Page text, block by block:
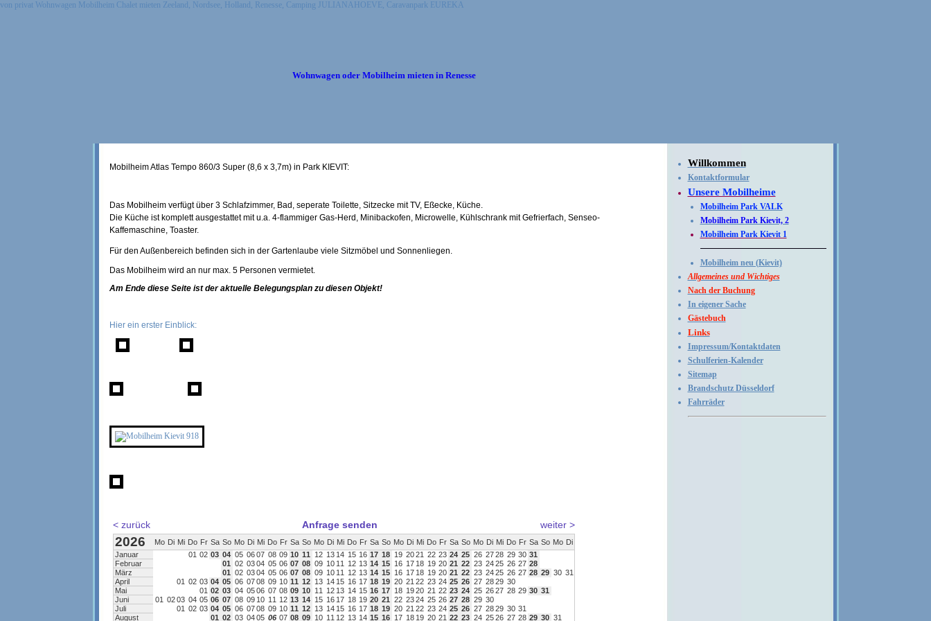
von privat Wohnwagen Mobilheim Chalet mieten Zeeland, Nordsee, Holland, Renesse, Camping JULIANAHOEVE, Caravanpark EUREKA
Wohnwagen oder Mobilheim mieten in Renesse
Mobilheim Atlas Tempo 860/3 Super (8,6 x 3,7m) in Park KIEVIT:
Das Mobilheim verfügt über 3 Schlafzimmer, Bad, seperate Toilette, Sitzecke mit TV, Eßecke, Küche.
Die Küche ist komplett ausgestattet mit u.a. 4-flammiger Gas-Herd, Minibackofen, Microwelle, Kühlschrank mit Gefrierfach, Senseo-
Kaffemaschine, Toaster.
Für den Außenbereich befinden sich in der Gartenlaube viele Sitzmöbel und Sonnenliegen.
Das Mobilheim wird an nur max. 5 Personen vermietet.
Am Ende diese Seite ist der aktuelle Belegungsplan zu diesen Objekt!
Hier ein erster Einblick:
Willkommen
Kontaktformular
Unsere Mobilheime
Mobilheim Park VALK
Mobilheim Park Kievit, 2
Mobilheim Park Kievit 1
Mobilheim neu (Kievit)
Allgemeines und Wichtiges
Nach der Buchung
In eigener Sache
Gästebuch
Links
Impressum/Kontaktdaten
Schulferien-Kalender
Sitemap
Brandschutz Düsseldorf
Fahrräder